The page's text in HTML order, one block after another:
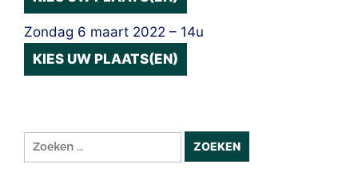
Zondag 6 maart 2022 – 14u
KIES UW PLAATS(EN)
Zoeken
naar: